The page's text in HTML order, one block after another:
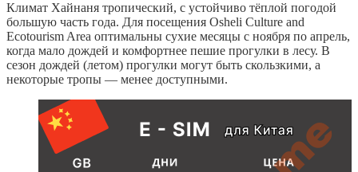
Климат Хайнаня тропический, с устойчиво тёплой погодой
большую часть года. Для посещения Osheli Culture and
Ecotourism Area оптимальны сухие месяцы с ноября по апрель,
когда мало дождей и комфортнее пешие прогулки в лесу. В
сезон дождей (летом) прогулки могут быть скользкими, а
некоторые тропы — менее доступными.